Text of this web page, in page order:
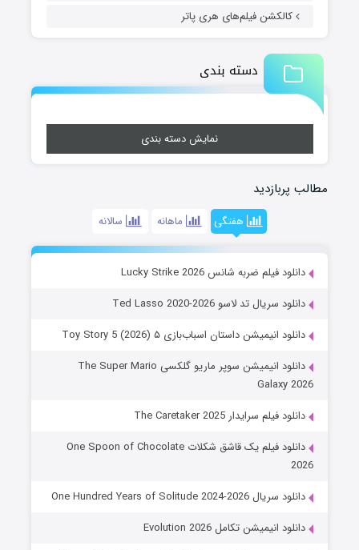
کالکشن فیلم‌های هری پاتر
دسته بندی
نمایش دسته بندی
مطالب پربازدید
هفتگی ماهانه سالانه
دانلود فیلم ضربه شانس Lucky Strike 2026
دانلود سریال تد لاسو Ted Lasso 2020-2026
دانلود انیمیشن داستان اسباب‌بازی ۵ Toy Story 5 (2026)
دانلود انیمیشن سوپر ماریو گلکسی The Super Mario
Galaxy 2026
دانلود فیلم سرایدار The Caretaker 2025
دانلود فیلم یک قاشق شکلات One Spoon of Chocolate
2026
دانلود سریال One Hundred Years of Solitude 2024-2026
دانلود انیمیشن تکامل Evolution 2026